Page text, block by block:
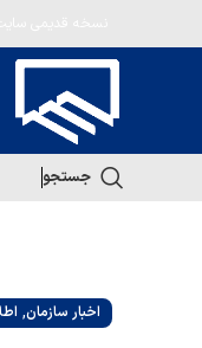
جستجو
اخبار سازمان,